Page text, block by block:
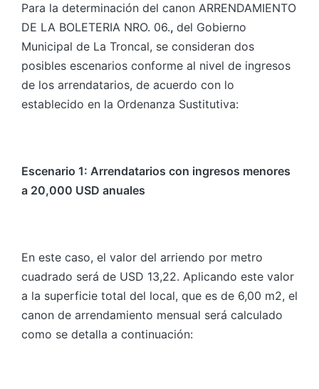
Para la determinación del canon ARRENDAMIENTO
DE LA BOLETERIA NRO. 06., del Gobierno
Municipal de La Troncal, se consideran dos
posibles escenarios conforme al nivel de ingresos
de los arrendatarios, de acuerdo con lo
establecido en la Ordenanza Sustitutiva:
Escenario 1: Arrendatarios con ingresos menores
a 20,000 USD anuales
En este caso, el valor del arriendo por metro
cuadrado será de USD 13,22. Aplicando este valor
a la superficie total del local, que es de 6,00 m2, el
canon de arrendamiento mensual será calculado
como se detalla a continuación: